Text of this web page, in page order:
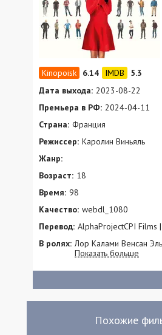
6.14
5.3
Дата выхода: 2023-08-22
Премьера в РФ: 2024-04-11
Страна: Франция
Режиссер: Каролин Виньяль
Жанр:
Возраст: 18
Время: 98
Качество: webdl_1080
Перевод: AlphaProjectCPI
В ролях: Лор Калами Венсан
Бэк Сильвен Катан
Крепье Паскаль
Хеллади Оливия Коте
Показать больше
Похожие